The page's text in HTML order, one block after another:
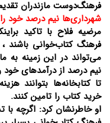
فرهنگ‌دوست مازندران
شهرداری‌ها نیم درصد خود
مرضیه فلاح با تاکید
فرهنگ کتاب‌خوانی باشند
می‌تواند در این زمینه به
نیم درصد از درآمدهای
تا کتابخانه‌ها بتوانند
خرید کتاب را تامین کنند.
او خاطرنشان کرد: اگرچه